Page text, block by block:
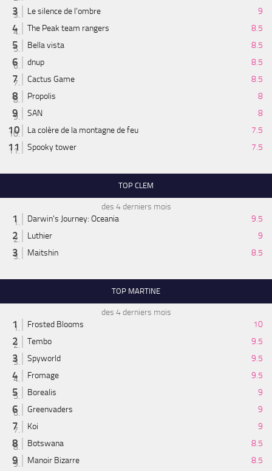
Le silence de l'ombre
9
The Peak team rangers
8.5
Bella vista
8.5
dnup
8.5
Cactus Game
8.5
Propolis
8
SAN
8
La colère de la montagne de feu
7.5
Spooky tower
7.5
TOP CLEM
des 4 derniers mois
Darwin's Journey: Oceania
9.5
Luthier
9
Maitshin
8.5
TOP MARTINE
des 4 derniers mois
Frosted Blooms
10
Tembo
9.5
Spyworld
9.5
Fromage
9.5
Borealis
9
Greenvaders
9
Koi
9
Botswana
8.5
Manoir Bizarre
8.5